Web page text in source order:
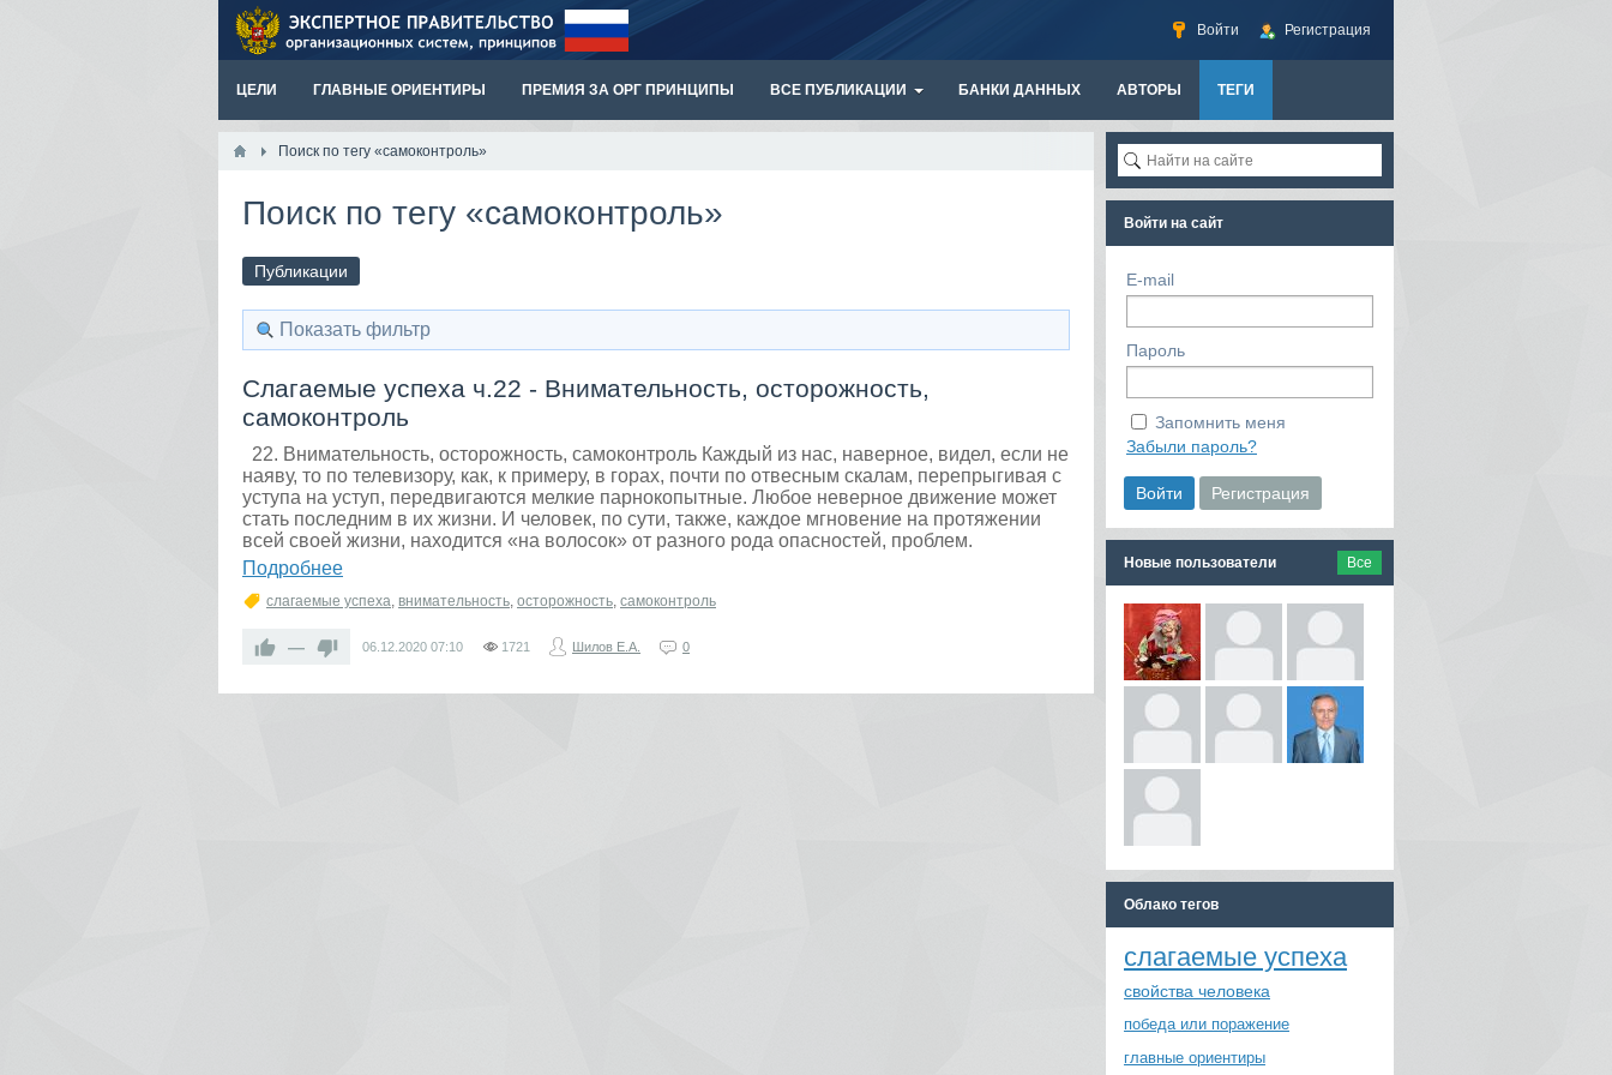
Войти Регистрация
ЦЕЛИ ГЛАВНЫЕ ОРИЕНТИРЫ ПРЕМИЯ ЗА ОРГ ПРИНЦИПЫ ВСЕ ПУБЛИКАЦИИ БАНКИ ДАННЫХ АВТОРЫ ТЕГИ
Поиск по тегу «самоконтроль»
Поиск по тегу «самоконтроль»
Публикации
Показать фильтр
Слагаемые успеха ч.22 - Внимательность, осторожность,
самоконтроль
22. Внимательность, осторожность, самоконтроль Каждый из нас, наверное, видел, если не
наяву, то по телевизору, как, к примеру, в горах, почти по отвесным скалам, перепрыгивая с
уступа на уступ, передвигаются мелкие парнокопытные. Любое неверное движение может
стать последним в их жизни. И человек, по сути, также, каждое мгновение на протяжении
всей своей жизни, находится «на волосок» от разного рода опасностей, проблем.
Подробнее
слагаемые успеха, внимательность, осторожность, самоконтроль
— 06.12.2020 07:10 1721 Шилов Е.А. 0
Войти на сайт
E-mail
Пароль
Запомнить меня
Забыли пароль?
Новые пользователи Все
Облако тегов
слагаемые успеха
свойства человека
победа или поражение
главные ориентиры